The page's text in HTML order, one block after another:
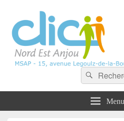
CLIC Nord Est Anjou
Recherche :
Menu